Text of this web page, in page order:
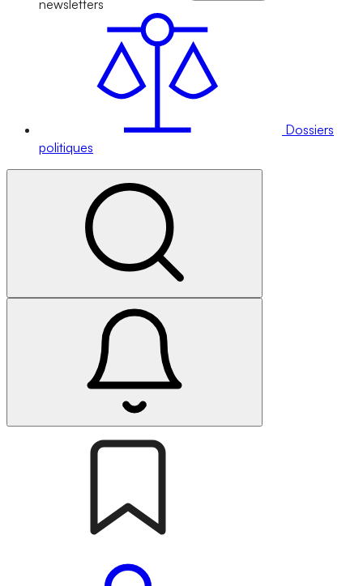
newsletters
Dossiers
politiques